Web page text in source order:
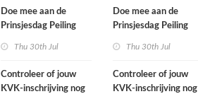
Doe mee aan de
Prinsjesdag Peiling
Thu 30th Jul
Controleer of jouw
KVK-inschrijving nog
Doe mee aan de
Prinsjesdag Peiling
Thu 30th Jul
Controleer of jouw
KVK-inschrijving nog